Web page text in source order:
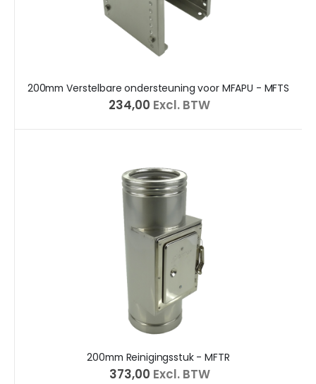
200mm Verstelbare ondersteuning voor MFAPU - MFTS
€ 234,00 Excl. BTW
200mm Reinigingsstuk - MFTR
€ 373,00 Excl. BTW